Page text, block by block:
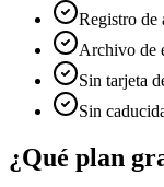
Registro de
Archivo de
Sin tarjeta
Sin
¿Qué plan